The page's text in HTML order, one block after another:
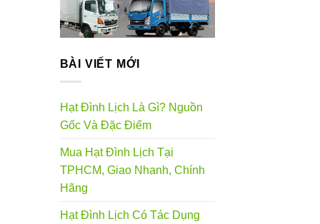
BÀI VIẾT MỚI
Hạt Đình Lịch Là Gì? Nguồn
Gốc Và Đặc Điểm
Mua Hạt Đình Lịch Tại
TPHCM, Giao Nhanh, Chính
Hãng
Hạt Đình Lịch Có Tác Dụng